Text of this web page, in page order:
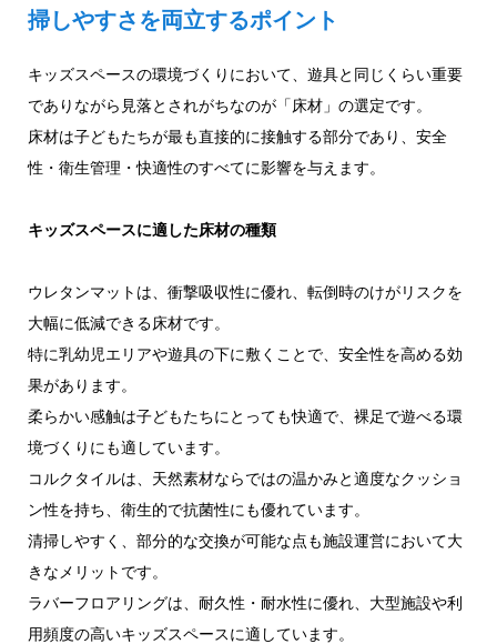
掃しやすさを両立するポイント
キッズスペースの環境づくりにおいて、遊具と同じくらい重要
でありながら見落とされがちなのが「床材」の選定です。
床材は子どもたちが最も直接的に接触する部分であり、安全
性・衛生管理・快適性のすべてに影響を与えます。
キッズスペースに適した床材の種類
ウレタンマットは、衝撃吸収性に優れ、転倒時のけがリスクを
大幅に低減できる床材です。
特に乳幼児エリアや遊具の下に敷くことで、安全性を高める効
果があります。
柔らかい感触は子どもたちにとっても快適で、裸足で遊べる環
境づくりにも適しています。
コルクタイルは、天然素材ならではの温かみと適度なクッショ
ン性を持ち、衛生的で抗菌性にも優れています。
清掃しやすく、部分的な交換が可能な点も施設運営において大
きなメリットです。
ラバーフロアリングは、耐久性・耐水性に優れ、大型施設や利
用頻度の高いキッズスペースに適しています。